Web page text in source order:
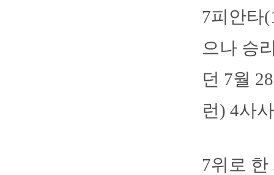
7피안타
으나 승
던 7월
런) 4사
7위로